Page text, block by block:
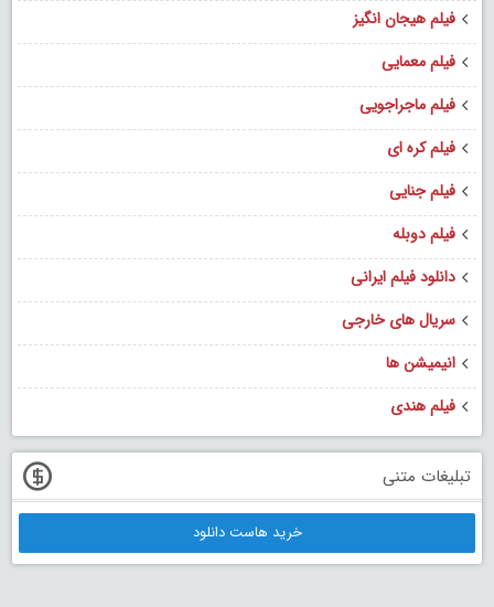
فیلم هیجان انگیز
فیلم معمایی
فیلم ماجراجویی
فیلم کره ای
فیلم جنایی
فیلم دوبله
دانلود فیلم ایرانی
سریال های خارجی
انیمیشن ها
فیلم هندی
تبلیغات متنی
خرید هاست دانلود